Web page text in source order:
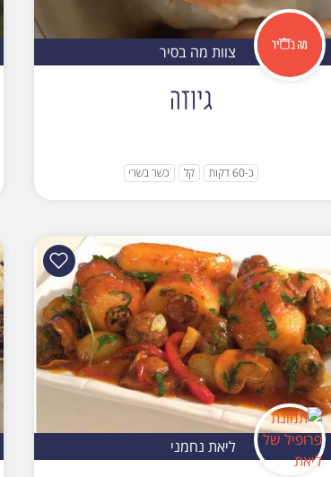
צוות מה בסיר
גיוזה
כ-60 דקות קל כשר בשרי
ליאת נחמני